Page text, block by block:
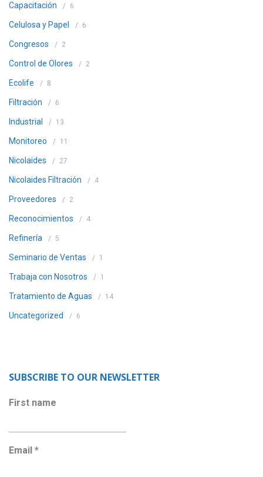
Capacitación 6
Celulosa y Papel 6
Congresos 2
Control de Olores 2
Ecolife 8
Filtración 6
Industrial 13
Monitoreo 11
Nicolaides 27
Nicolaides Filtración 4
Proveedores 2
Reconocimientos 4
Refinería 5
Seminario de Ventas 1
Trabaja con Nosotros 1
Tratamiento de Aguas 14
Uncategorized 6
SUBSCRIBE TO OUR NEWSLETTER
First name
Email *